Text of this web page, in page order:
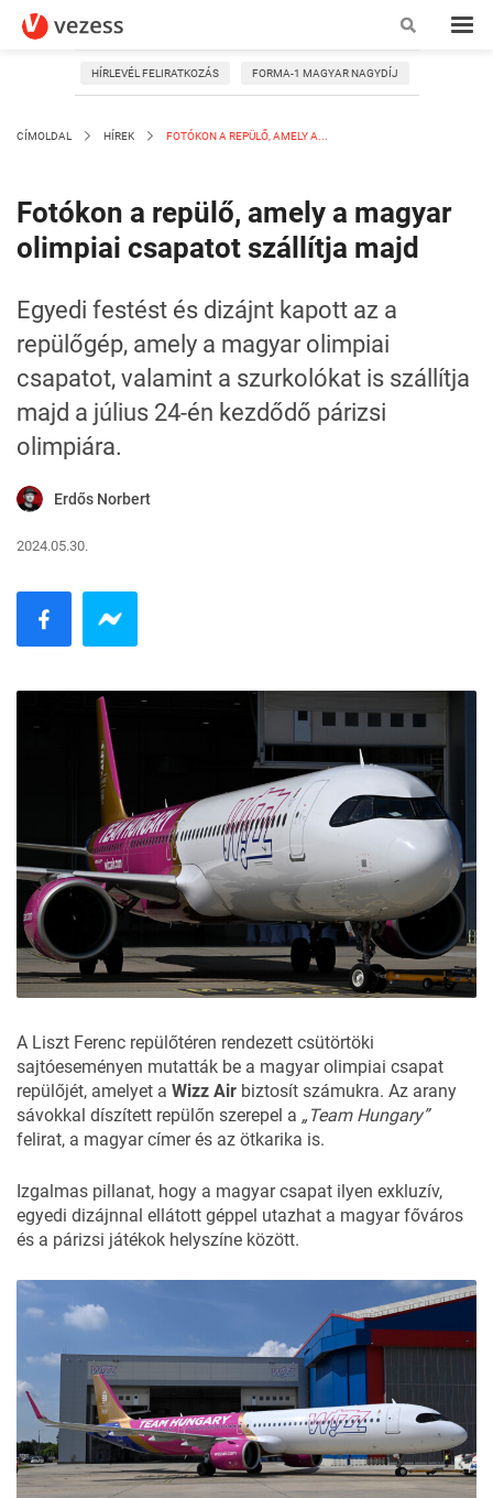
HÍRLEVÉL FELIRATKOZÁS FORMA-1 MAGYAR NAGYDÍJ
CÍMOLDAL HÍREK FOTÓKON A REPÜLŐ, AMELY A...
Fotókon a repülő, amely a magyar
olimpiai csapatot szállítja majd
Egyedi festést és dizájnt kapott az a
repülőgép, amely a magyar olimpiai
csapatot, valamint a szurkolókat is szállítja
majd a július 24-én kezdődő párizsi
olimpiára.
Erdős Norbert
2024.05.30.
A Liszt Ferenc repülőtéren rendezett csütörtöki
sajtóeseményen mutatták be a magyar olimpiai csapat
repülőjét, amelyet a Wizz Air biztosít számukra. Az arany
sávokkal díszített repülőn szerepel a „Team Hungary”
felirat, a magyar címer és az ötkarika is.
Izgalmas pillanat, hogy a magyar csapat ilyen exkluzív,
egyedi dizájnnal ellátott géppel utazhat a magyar főváros
és a párizsi játékok helyszíne között.